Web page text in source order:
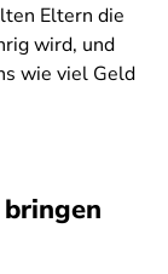
Eltern die
wird, und
wie viel Geld